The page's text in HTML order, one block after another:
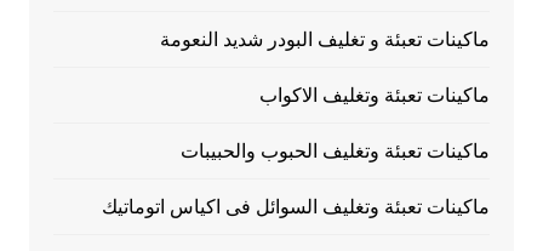
ماكينات تعبئة و تغليف البودر شديد النعومة
ماكينات تعبئة وتغليف الاكواب
ماكينات تعبئة وتغليف الحبوب والحبيبات
ماكينات تعبئة وتغليف السوائل فى اكياس اتوماتيك